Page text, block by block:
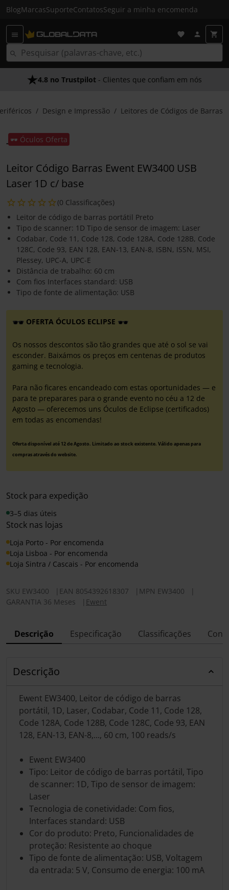
BlogMarcasSuporteContatosSeguir a minha encomenda
4.8 no Trustpilot - Clientes que confiam em nós
Design e Impressão Leitores de Códigos de Barras
🕶️ Óculos Oferta
Leitor Código Barras Ewent EW3400 USB
Laser 1D c/ base
(0 Classificações)
Leitor de código de barras portátil Preto
Tipo de scanner: 1D Tipo de sensor de imagem: Laser
Codabar, Code 11, Code 128, Code 128A, Code 128B, Code
128C, Code 93, EAN 128, EAN-13, EAN-8, ISBN, ISSN, MSI,
Plessey, UPC-A, UPC-E
Distância de trabalho: 60 cm
Com fios Interfaces standard: USB
Tipo de fonte de alimentação: USB
OFERTA ÓCULOS ECLIPSE
Os nossos descontos são tão grandes que até o sol se vai
esconder. Baixámos os preços em centenas de produtos
gaming e tecnologia.
Para não ficares encandeado com estas oportunidades — e
para te preparares para o grande evento no céu a 12 de
Agosto — oferecemos uns Óculos de Eclipse (certificados)
em todas as encomendas!
Oferta disponível até 12 de Agosto. Limitado ao stock existente. Válido apenas para
compras através do website.
Stock para expedição
3–5 dias úteis
Stock nas lojas
Loja Porto - Por encomenda
Loja Lisboa - Por encomenda
Loja Sintra / Cascais - Por encomenda
SKU EW3400 EAN 8054392618307 MPN EW3400
GARANTIA 36 Meses
Ewent
Descrição Especificação Classificações
Descrição
Ewent EW3400, Leitor de código de barras
portátil, 1D, Laser, Codabar, Code 11, Code 128,
Code 128A, Code 128B, Code 128C, Code 93, EAN
128, EAN-13, EAN-8,..., 60 cm, 100 reads/s
Ewent EW3400
Tipo: Leitor de código de barras portátil, Tipo
de scanner: 1D, Tipo de sensor de imagem:
Laser
Tecnologia de conetividade: Com fios,
Interfaces standard: USB
Cor do produto: Preto, Funcionalidades de
proteção: Resistente ao choque
Tipo de fonte de alimentação: USB, Voltagem
da entrada: 5 V, Consumo de energia: 100 mA